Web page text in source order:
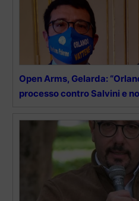
Open Arms, Gelarda:
processo contro Salvini e